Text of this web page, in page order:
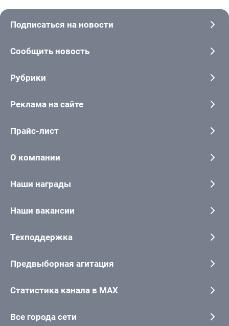
Подписаться на новости
Сообщить новость
Рубрики
Реклама на сайте
Прайс-лист
О компании
Наши награды
Наши вакансии
Техподдержка
Предвыборная агитация
Статистика канала в MAX
Все города сети